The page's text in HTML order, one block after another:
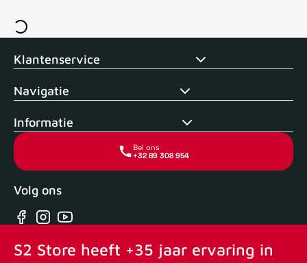
Voor 15uur besteld, zelfde dag verstuurd Echte winkel +35
Klantenservice
Navigatie
Informatie
Bel ons
+32 89 308 954
Volg ons
Facebook
Instagram
YouTube
S2 Store heeft +35 jaar ervaring in